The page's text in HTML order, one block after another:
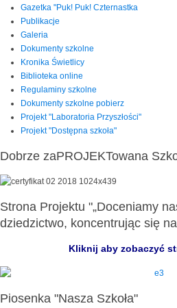
Gazetka "Puk! Puk! Czternastka
Publikacje
Galeria
Dokumenty szkolne
Kronika Świetlicy
Biblioteka online
Regulaminy szkolne
Dokumenty szkolne pobierz
Projekt "Laboratoria Przyszłości"
Projekt "Dostępna szkoła"
Dobrze zaPROJEKTowana
Strona Projektu "„Doceniamy
dziedzictwo, koncentrując się
Kliknij aby zobaczyć
Piosenka "Nasza Szkoła"